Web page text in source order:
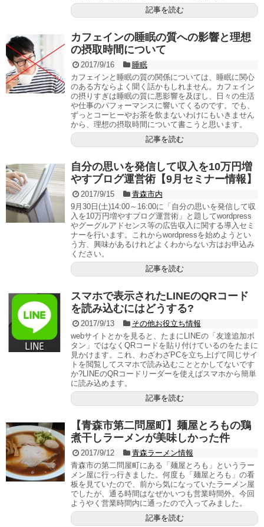
記事を読む
カフェインの睡眠の質への影響と理想
の摂取時間について
2017/9/16
睡眠
カフェインと睡眠の質の関係については、睡眠に関心
のある方ならよく聞く話かもしれません。カフェイン
の摂りすぎは睡眠の質に悪影響を及ぼし、日々の生活
や仕事のパフォーマンスに響いてくるのです。でも、
ずっとコーヒーやお茶を飲まないわけにもいきません
から、理想の摂取時間について書こうと思います。
記事を読む
自分の思いを発信して収入を10万円増
やすブログ運営術【9月セミナー情報】
2017/9/15
青森市内
9月30日(土)14:00～16:00に「自分の思いを発信して収
入を10万円増やすブログ運営術」と題してwordpress
やグーグルアドセンス等の広告収入に関する導入セミ
ナーを行います。これからwordpressを始めようとい
う方、興味があるけれどよくわからない方はお申込み
ください。
記事を読む
スマホで表示されたLINEのQRコード
を読み込むにはどうする?
2017/9/13
その他お役立ち情報
webサイトとかを見ると、たまにLINEの「友達追加ボ
タン」ではなくQRコードを貼り付けているのをたまに
見かけます。これ、わざわざPCを立ち上げて同じサイ
トを閲覧してスマホで読み込むこととかしてないです
か?LINEのQRコードリーダーを使えばスマホから簡単
に読み込めます。
記事を読む
【青森市第二問屋町】麺屋とろもの鶏
煮干しラーメンが美味しかった件
2017/9/12
青森ラーメン情報
青森市の第二問屋町にある「麺屋とろも」というラー
メン屋に行っ行きました。何度も「麺屋とろも」の看
板を見ていたので、前から気になっていたラーメン屋
でしたが、通る時間はなぜかいつも営業時間外。今回
ようやく営業時間内に通ったので入ってみました。
記事を読む